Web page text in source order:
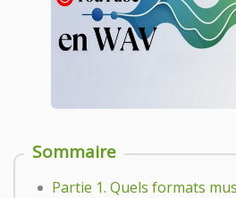
Sommaire
Partie 1. Quels formats